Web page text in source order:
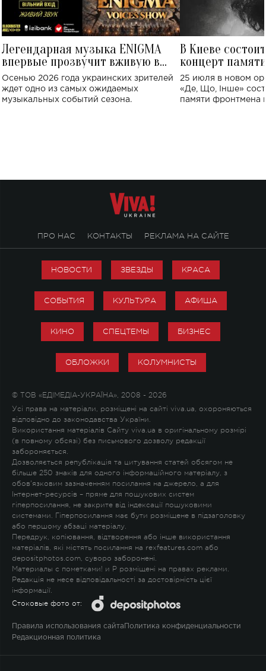
Легендарная музыка ENIGMA
впервые прозвучит вживую в
Украине: где состоится концерт
Осенью 2026 года украинских зрителей
ждет одно из самых ожидаемых
музыкальных событий сезона.
В Киеве
концерт
Клименко:
исполнят песни
25 июля в новом
«Де, Що, Інше»
памяти фронтмена
ПРО НАС КОНТАКТЫ РЕКЛАМА НА САЙТЕ
НОВОСТИ ЗВЕЗДЫ КРАСА
СОБЫТИЯ КУЛЬТУРА АФИША
КИНО СПЕЦТЕМЫ БИЗНЕС
ОБЛОЖКИ КОЛУМНИСТЫ
© ТОВ «ЕДІМЕДІА-УКРАЇНА», 2008 - 2026
Усі права на матеріали, розміщені на сайті viva.ua, охороняються
відповідно до законодавства України.
Використання матеріалів Сайту viva.ua в оригінальному розмірі
(в повному обсязі) без письмового дозволу редакції
забороняється.
Дозволяється републікація та цитування статей обсягом не
більше 250 знаків для одного інформаційного матеріалу, з
обов'язковим зазначенням посилання на джерело, а для
Інтернет-ресурсів – пряме для пошукових систем
гіперпосилання, не закрите від індексації пошуковими
системами. Гіперпосилання має бути розміщене в підзаголовку
або першому абзаці матеріалу.
Передрук, копіювання, відтворення або інше використання
матеріалів, які містять посилання на rexfeatures.com або
depositphotos.com, суворо заборонені.
Материалы с пометками! и P розміщені на правах реклами.
Редакція не несе відповідальності за достовірність цієї
інформації.
Стоковые фото от:
Правила использования сайта Политика конфиденциальности
Редакционная политика